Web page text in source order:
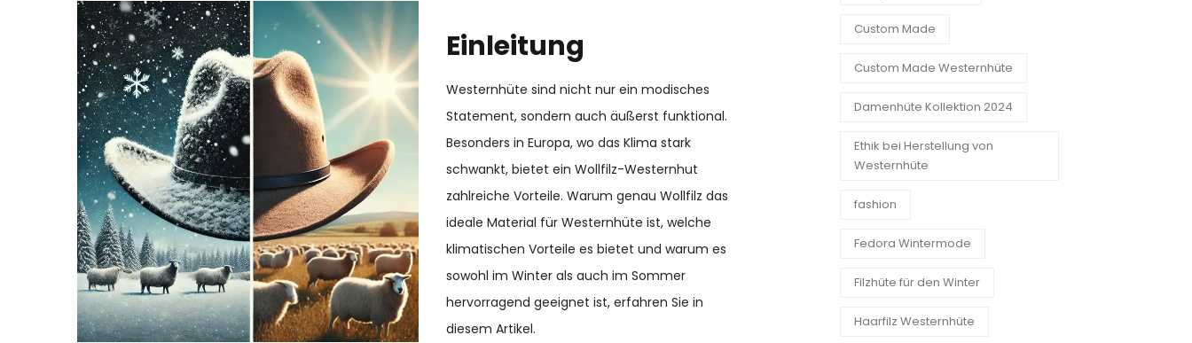
Einleitung
Westernhüte sind nicht nur ein modisches
Statement, sondern auch äußerst funktional.
Besonders in Europa, wo das Klima stark
schwankt, bietet ein Wollfilz-Westernhut
zahlreiche Vorteile. Warum genau Wollfilz das
ideale Material für Westernhüte ist, welche
klimatischen Vorteile es bietet und warum es
sowohl im Winter als auch im Sommer
hervorragend geeignet ist, erfahren Sie in
diesem Artikel.
Custom Made
Custom Made Westernhüte
Damenhüte Kollektion 2024
Ethik bei Herstellung von
Westernhüte
fashion
Fedora Wintermode
Filzhüte für den Winter
Haarfilz Westernhüte